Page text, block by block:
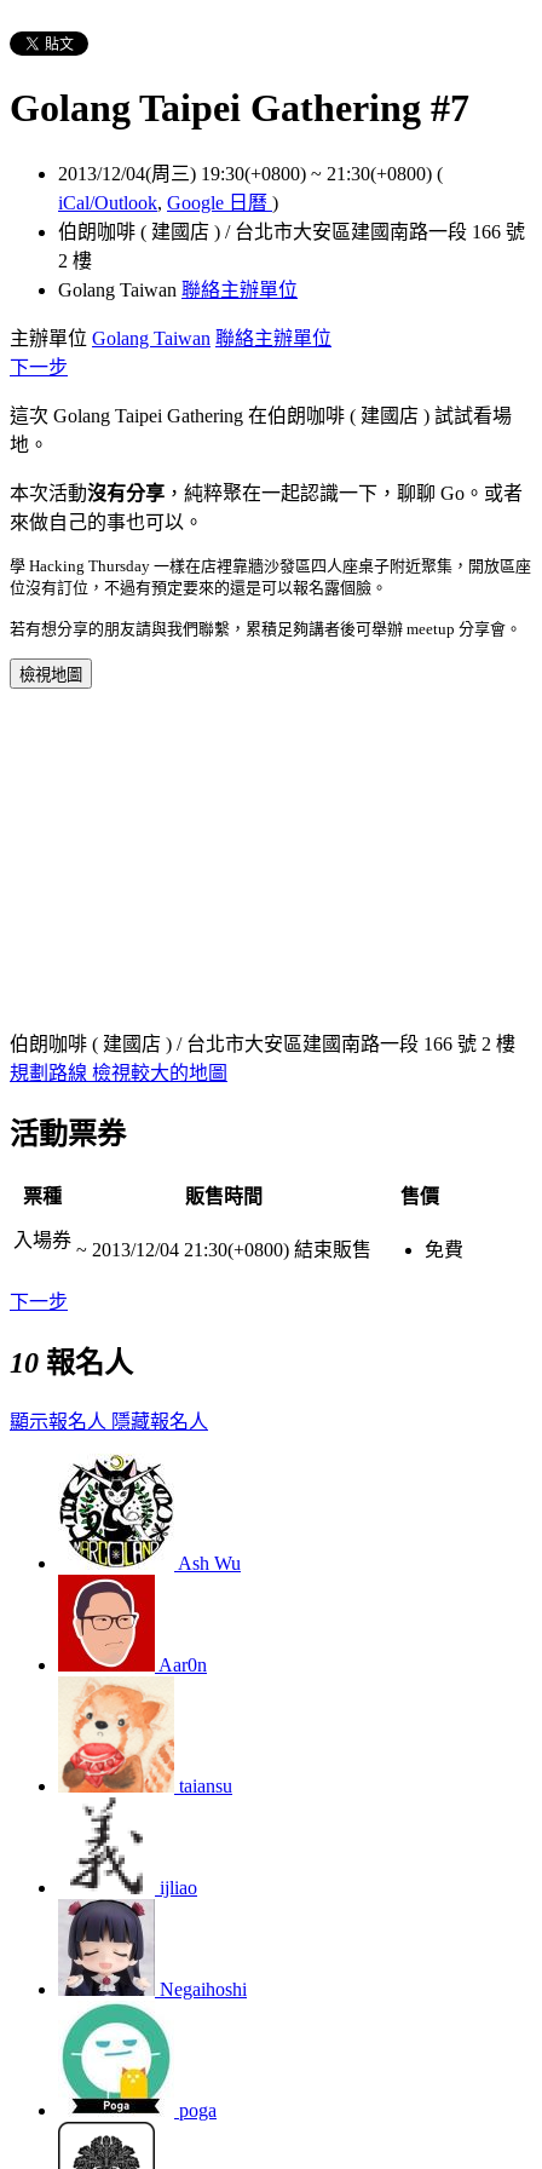
Golang Taipei Gathering #7
2013/12/04(周三) 19:30(+0800) ~ 21:30(+0800) (
iCal/Outlook, Google 日曆 )
伯朗咖啡 ( 建國店 ) / 台北市大安區建國南路一段 166 號
2 樓
Golang Taiwan 聯絡主辦單位
主辦單位 Golang Taiwan 聯絡主辦單位
下一步
這次 Golang Taipei Gathering 在伯朗咖啡 ( 建國店 ) 試試看場
地。
本次活動沒有分享 ，純粹聚在一起認識一下，聊聊 Go。或者
來做自己的事也可以。
學 Hacking Thursday 一樣在店裡靠牆沙發區四人座桌子附近聚集， 開放區座
位沒有訂位，不過有預定要來的還是可以報名露個臉。
若有想分享的朋友請與我們聯繫，累積足夠講者後可舉辦 meetup 分享會。
檢視地圖
伯朗咖啡 ( 建國店 ) / 台北市大安區建國南路一段 166 號 2 樓
規劃路線 檢視較大的地圖
活動票券
票種 販售時間 售價
入場券 ~ 2013/12/04 21:30(+0800) 結束販售 免費
下一步
10 報名人
顯示報名人 隱藏報名人
Ash Wu
Aar0n
taiansu
ijliao
Negaihoshi
poga